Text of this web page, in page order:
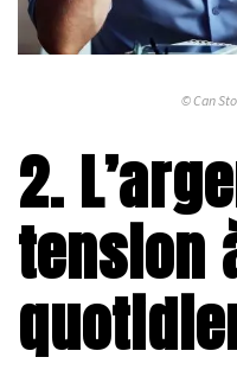
© Can
2.
tension